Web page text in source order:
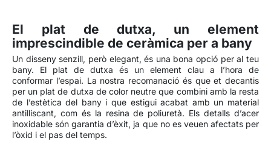
El plat de dutxa, un element
imprescindible de ceràmica per a bany
Un disseny senzill, però elegant, és una bona opció per al teu
bany. El plat de dutxa és un element clau a l’hora de
conformar l’espai. La nostra recomanació és que et decantis
per un plat de dutxa de color neutre que combini amb la resta
de l’estètica del bany i que estigui acabat amb un material
antilliscant, com és la resina de poliuretà. Els detalls d’acer
inoxidable són garantia d’èxit, ja que no es veuen afectats per
l’òxid i el pas del temps.